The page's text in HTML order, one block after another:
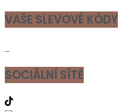
VAŠE SLEVOVÉ KÓDY
SOCIÁLNÍ SÍTĚ